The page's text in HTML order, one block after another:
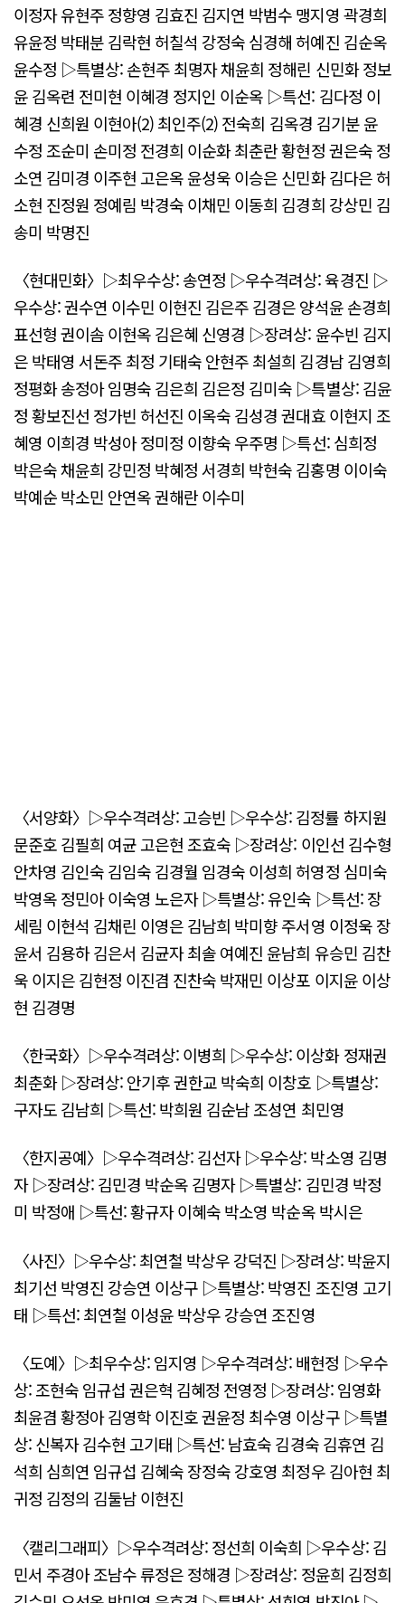
이정자 유현주 정향영 김효진 김지연 박범수 맹지영 곽경희
유윤정 박태분 김락현 허칠석 강정숙 심경해 허예진 김순옥
윤수정 ▷특별상: 손현주 최명자 채윤희 정해린 신민화 정보
윤 김옥련 전미현 이혜경 정지인 이순옥 ▷특선: 김다정 이
혜경 신희원 이현아(2) 최인주(2) 전숙희 김옥경 김기분 윤
수정 조순미 손미정 전경희 이순화 최춘란 황현정 권은숙 정
소연 김미경 이주현 고은옥 윤성욱 이승은 신민화 김다은 허
소현 진정원 정예림 박경숙 이채민 이동희 김경희 강상민 김
송미 박명진
〈현대민화〉▷최우수상: 송연정 ▷우수격려상: 육경진 ▷
우수상: 권수연 이수민 이현진 김은주 김경은 양석윤 손경희
표선형 권이솜 이현옥 김은혜 신영경 ▷장려상: 윤수빈 김지
은 박태영 서돈주 최정 기태숙 안현주 최설희 김경남 김영희
정평화 송정아 임명숙 김은희 김은정 김미숙 ▷특별상: 김윤
정 황보진선 정가빈 허선진 이옥숙 김성경 권대효 이현지 조
혜영 이희경 박성아 정미정 이향숙 우주명 ▷특선: 심희정
박은숙 채윤희 강민정 박혜정 서경희 박현숙 김홍명 이이숙
박예순 박소민 안연옥 권해란 이수미
〈서양화〉▷우수격려상: 고승빈 ▷우수상: 김정률 하지원
문준호 김필희 여균 고은현 조효숙 ▷장려상: 이인선 김수형
안차영 김인숙 김임숙 김경월 임경숙 이성희 허영정 심미숙
박영옥 정민아 이숙영 노은자 ▷특별상: 유인숙 ▷특선: 장
세림 이현석 김채린 이영은 김남희 박미향 주서영 이정욱 장
윤서 김용하 김은서 김균자 최솔 여예진 윤남희 유승민 김찬
욱 이지은 김현정 이진겸 진찬숙 박재민 이상포 이지윤 이상
현 김경명
〈한국화〉▷우수격려상: 이병희 ▷우수상: 이상화 정재권
최춘화 ▷장려상: 안기후 권한교 박숙희 이창호 ▷특별상:
구자도 김남희 ▷특선: 박희원 김순남 조성연 최민영
〈한지공예〉▷우수격려상: 김선자 ▷우수상: 박소영 김명
자 ▷장려상: 김민경 박순옥 김명자 ▷특별상: 김민경 박정
미 박정애 ▷특선: 황규자 이혜숙 박소영 박순옥 박시은
〈사진〉▷우수상: 최연철 박상우 강덕진 ▷장려상: 박윤지
최기선 박영진 강승연 이상구 ▷특별상: 박영진 조진영 고기
태 ▷특선: 최연철 이성윤 박상우 강승연 조진영
〈도예〉▷최우수상: 임지영 ▷우수격려상: 배현정 ▷우수
상: 조현숙 임규섭 권은혁 김혜정 전영정 ▷장려상: 임영화
최윤겸 황정아 김영학 이진호 권윤정 최수영 이상구 ▷특별
상: 신복자 김수현 고기태 ▷특선: 남효숙 김경숙 김휴연 김
석희 심희연 임규섭 김혜숙 장정숙 강호영 최정우 김아현 최
귀정 김정의 김둘남 이현진
〈캘리그래피〉▷우수격려상: 정선희 이숙희 ▷우수상: 김
민서 주경아 조남수 류정은 정해경 ▷장려상: 정윤희 김정희